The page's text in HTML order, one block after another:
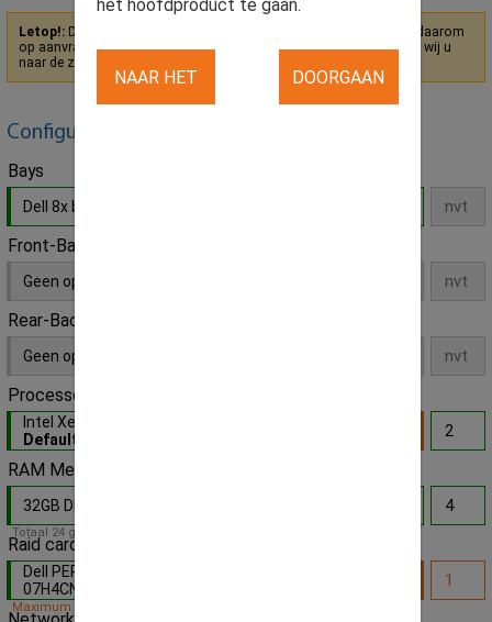
Letop!: Dit product heeft een onderdeel niet op voorraad en staat daarom
op aanvraag. Om u toch een alternatief te kunnen bieden adviseren wij u
naar de zelfsamenstel variant van dit product te gaan.
Configureer hier zelf uw eigen product
Bays
Dell 8x bays 2,5" SFF SAS/SATA SFF
Front-Backplane
Geen opties
Rear-Backplane
Geen opties
Processor
Intel Xeon E5-2670v3 12x Core 2.3GHz
Default
RAM Memory
32GB DDR4 2400Mhz 19200P ECC gen.
Totaal 24 geheugensloten op deze server
Raid card
Dell PERC H730P 2GB BBU mini mono - P/N:
07H4CN
Maximum capiciteit bereikt!
het hoofdproduct te gaan.
NAAR HET DOORGAAN